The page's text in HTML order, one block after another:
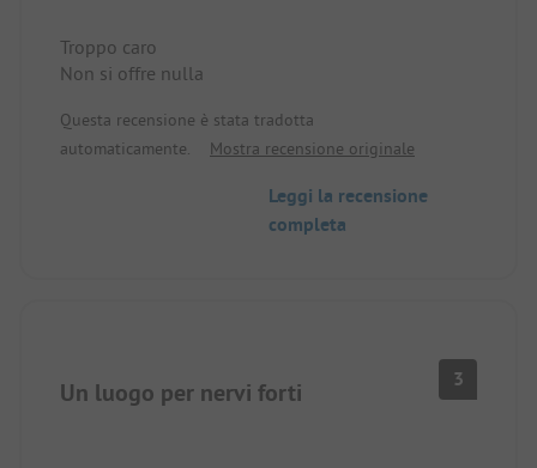
Troppo caro
Non si offre nulla
Questa recensione è stata tradotta
automaticamente.
Mostra recensione originale
Leggi la recensione
completa
Un luogo per nervi forti 3